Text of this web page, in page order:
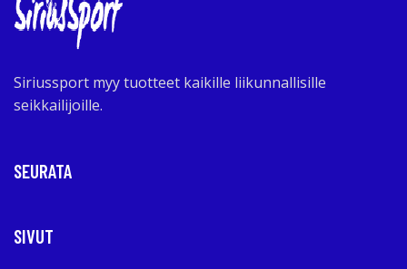
Siriussport myy tuotteet kaikille liikunnallisille
seikkailijoille.
SEURATA
SIVUT